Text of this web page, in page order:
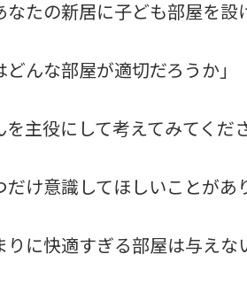
なたの新居に子ども部屋を設
どんな部屋が適切だろうか」
を主役にして考えてみてくだ
け意識してほしいことがあ
りに快適すぎる部屋は与えな